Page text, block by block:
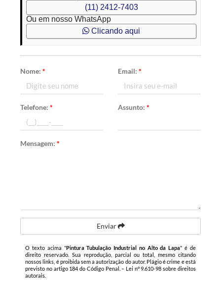
(11) 2412-7403
Ou em nosso WhatsApp
Clicando aqui
Nome:* Email: *
Telefone:* Assunto: *
Mensagem:*
Enviar
O texto acima "Pintura Tubulação Industrial no Alto da Lapa" é de
direito reservado. Sua reprodução, parcial ou total, mesmo citando
nossos links, é proibida sem a autorização do autor. Plágio é crime e está
previsto no artigo 184 do Código Penal. – Lei n° 9.610-98 sobre direitos
autorais